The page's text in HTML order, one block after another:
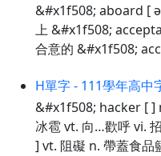
&#x1f508; aboard [
上 &#x1f508;
合意的 &#x1f508;
H單字 - 111學年高中
&#x1f508; hacker [ ]
冰雹 vt. 向…歡呼 vi.
] vt. 阻礙 n. 帶蓋食品